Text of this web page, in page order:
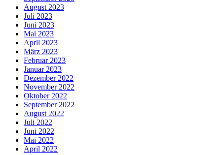
August 2023
Juli 2023
Juni 2023
Mai 2023
April 2023
März 2023
Februar 2023
Januar 2023
Dezember 2022
November 2022
Oktober 2022
September 2022
August 2022
Juli 2022
Juni 2022
Mai 2022
April 2022